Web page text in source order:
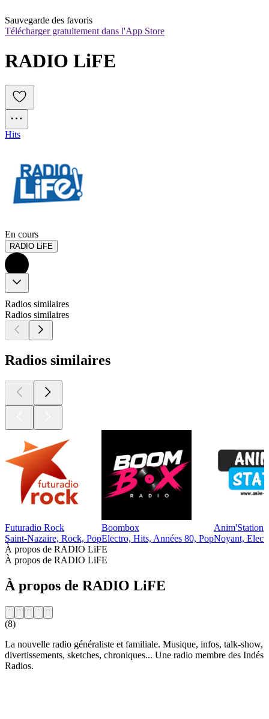
Sauvegarde des favoris
Télécharger gratuitement dans l'App Store
RADIO LiFE
Hits
En cours
RADIO LiFE
Radios similaires
Radios similaires
Radios similaires
Futuradio Rock
Saint-Nazaire, Rock, Pop
Boombox
Electro, Hits, Années 80, Pop
Anim'Station
Noyant,
À propos de RADIO LiFE
À propos de RADIO LiFE
À propos de RADIO LiFE
(8)
La nouvelle radio généraliste et familiale. Musique, infos, talk-show,
divertissements, sketches, chroniques... Une radio membre des Indés
Radios.